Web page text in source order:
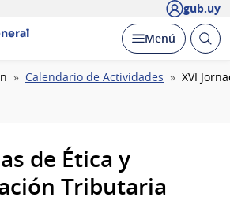
gub.uy
Desplegar
Menú Abrir
Calendario de Actividades XVI
de Ética y
Tributaria